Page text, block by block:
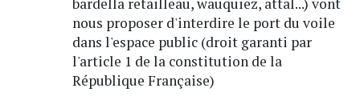
nous proposer d'interdire le port du voile
dans l'espace public (droit garanti par
l'article 1 de la constitution de la
République Française)